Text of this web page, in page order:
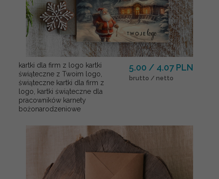
kartki dla firm z logo kartki
świąteczne z Twoim logo,
świąteczne kartki dla firm z
logo, kartki świąteczne dla
pracowników karnety
bożonarodzeniowe
5.00 / 4.07 PLN
brutto / netto